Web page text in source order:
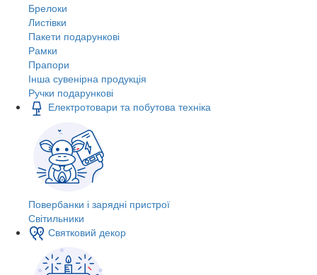
Брелоки
Листівки
Пакети подарункові
Рамки
Прапори
Інша сувенірна продукція
Ручки подарункові
Електротовари та побутова техніка
Повербанки і зарядні пристрої
Світильники
Святковий декор